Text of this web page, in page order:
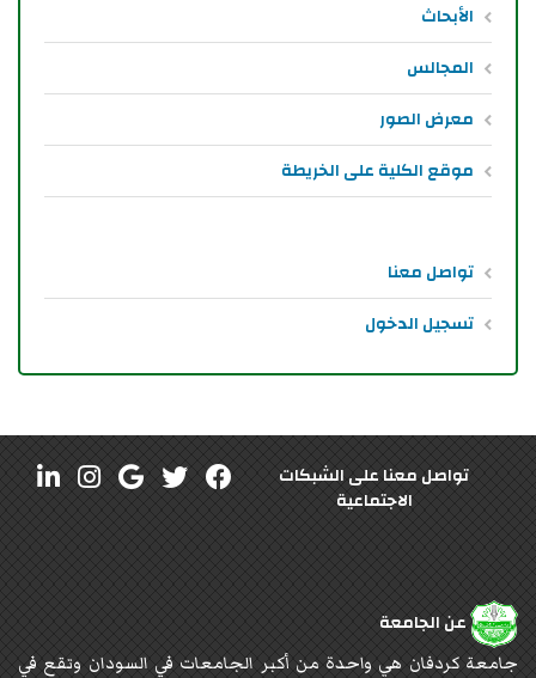
الأبحاث
المجالس
معرض الصور
موقع الكلية على الخريطة
تواصل معنا
تسجيل الدخول
تواصل معنا على الشبكات
الاجتماعية
عن الجامعة
جامعة كردفان هي واحدة من أكبر الجامعات في السودان وتقع في